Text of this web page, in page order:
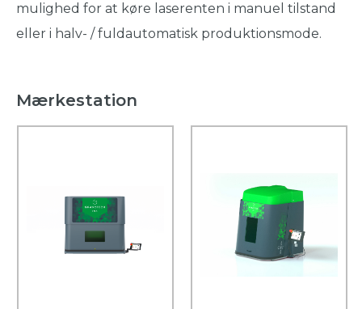
mulighed for at køre laserenten i manuel tilstand
eller i halv- / fuldautomatisk produktionsmode.
Mærkestation